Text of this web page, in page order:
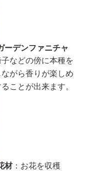
ーデンファニチャ
子などの傍に本種を
がら香りが楽しめ
ことが出来ます。
材：お花を収穫